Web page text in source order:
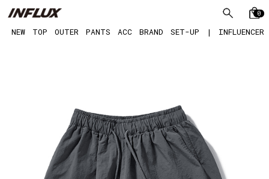
0
NEW TOP OUTER PANTS ACC BRAND SET-UP | INFLUENCER